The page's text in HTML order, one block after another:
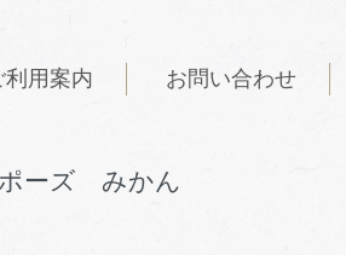
利用案内 お問い合わせ
ーズ みかん